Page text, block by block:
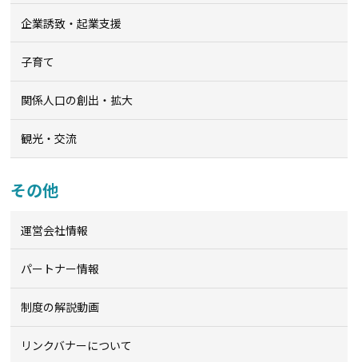
企業誘致・起業支援
子育て
関係人口の創出・拡大
観光・交流
その他
運営会社情報
パートナー情報
制度の解説動画
リンクバナーについて